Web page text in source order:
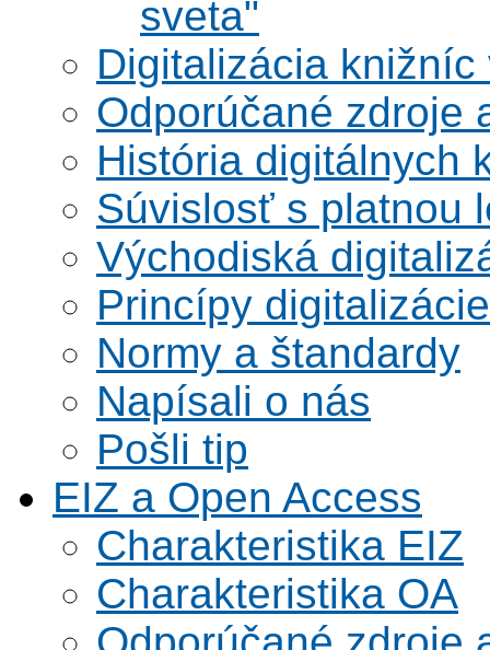
sveta"
Digitalizácia knižníc
Odporúčané zdroje
História digitálnych
Súvislosť s platnou
Východiská
Princípy digitalizácie
Normy a štandardy
Napísali o nás
Pošli tip
EIZ a Open Access
Charakteristika EIZ
Charakteristika OA